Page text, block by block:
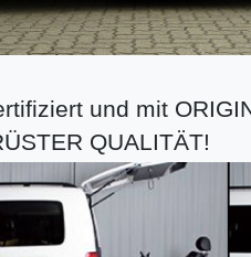
und mit
QUALITÄT!